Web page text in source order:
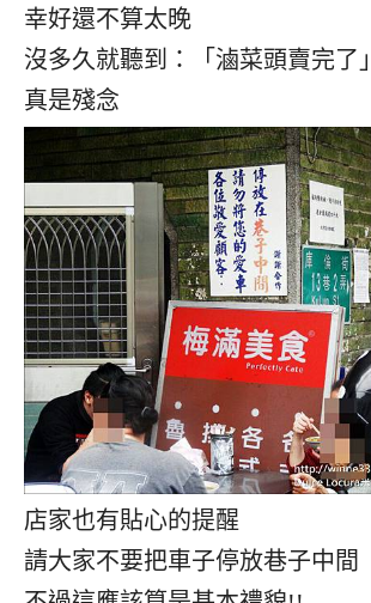
幸好還不算太晚
沒多久就聽到：「滷菜頭賣完了」
真是殘念
店家也有貼心的提醒
請大家不要把車子停放巷子中間